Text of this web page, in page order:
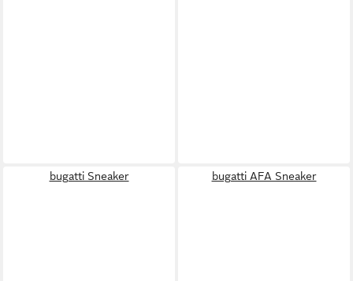
bugatti Sneaker bugatti AFA Sneaker